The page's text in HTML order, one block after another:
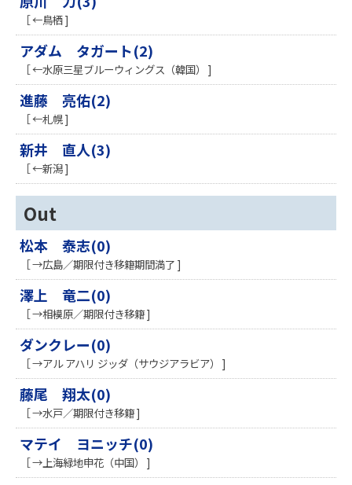
［ ←鳥栖 ]
アダム タガート(2)
［ ←水原三星ブルーウィングス（韓国） ]
進藤 亮佑(2)
［ ←札幌 ]
新井 直人(3)
［ ←新潟 ]
Out
松本 泰志(0)
［ →広島／期限付き移籍期間満了 ]
澤上 竜二(0)
［ →相模原／期限付き移籍 ]
ダンクレー(0)
［ →アル アハリ ジッダ（サウジアラビア） ]
藤尾 翔太(0)
［ →水戸／期限付き移籍 ]
マテイ ヨニッチ(0)
［ →上海緑地申花（中国） ]